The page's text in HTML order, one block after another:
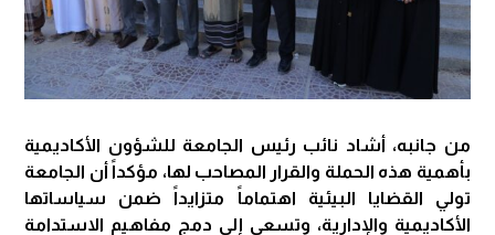
من جانبه، أشاد نائب رئيس الجامعة للشؤون الأكاديمية
بأهمية هذه الحملة والقرار المصاحب لها، مؤكداً أن الجامعة
تولي القضايا البيئية اهتماماً متزايداً ضمن سياساتها
الأكاديمية والإدارية، وتسعى إلى دمج مفاهيم الاستدامة